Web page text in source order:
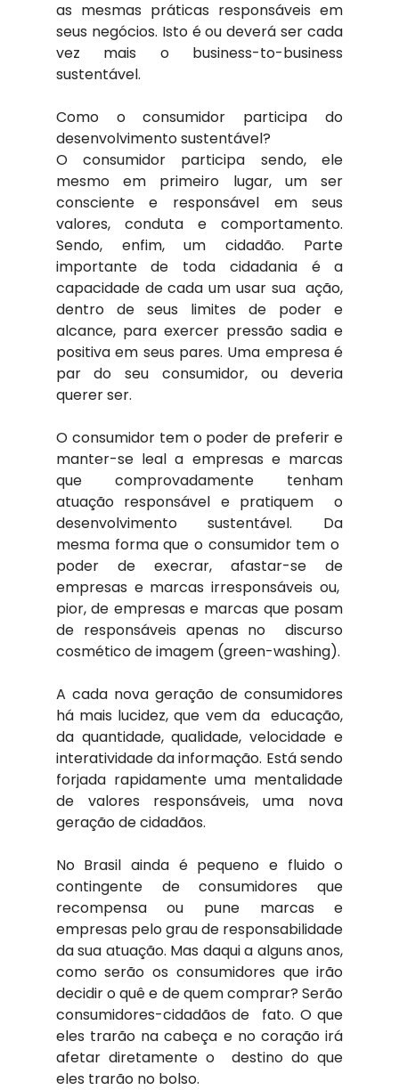
as mesmas práticas responsáveis em
seus negócios. Isto é ou deverá ser cada
vez mais o business-to-business
sustentável.
Como o consumidor participa do
desenvolvimento sustentável?
O consumidor participa sendo, ele
mesmo em primeiro lugar, um ser
consciente e responsável em seus
valores, conduta e comportamento.
Sendo, enfim, um cidadão. Parte
importante de toda cidadania é a
capacidade de cada um usar sua  ação,
dentro de seus limites de poder e
alcance, para exercer pressão sadia e
positiva em seus pares. Uma empresa é
par do seu consumidor, ou deveria
querer ser.
O consumidor tem o poder de preferir e
manter-se leal a empresas e marcas
que comprovadamente tenham
atuação responsável e pratiquem  o
desenvolvimento sustentável. Da
mesma forma que o consumidor tem o
poder de execrar, afastar-se de
empresas e marcas irresponsáveis ou,
pior, de empresas e marcas que posam
de responsáveis apenas no  discurso
cosmético de imagem (green-washing).
A cada nova geração de consumidores
há mais lucidez, que vem da  educação,
da quantidade, qualidade, velocidade e
interatividade da informação. Está sendo
forjada rapidamente uma mentalidade
de valores responsáveis, uma nova
geração de cidadãos.
No Brasil ainda é pequeno e fluido o
contingente de consumidores que
recompensa ou pune marcas e
empresas pelo grau de responsabilidade
da sua atuação. Mas daqui a alguns anos,
como serão os consumidores que irão
decidir o quê e de quem comprar? Serão
consumidores-cidadãos de  fato. O que
eles trarão na cabeça e no coração irá
afetar diretamente o  destino do que
eles trarão no bolso.